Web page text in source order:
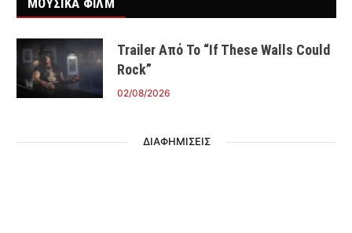
ΜΟΥΣΙΚΑ ΦΙΛΜ
Trailer Από Το “If These Walls Could
Rock”
02/08/2026
ΔΙΑΦΗΜΙΣΕΙΣ